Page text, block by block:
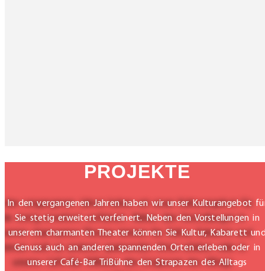
PROJEKTE
In den vergangenen Jahren haben wir unser Kulturangebot
Sie stetig erweitert verfeinert. Neben den Vorstellungen in
unserem charmanten Theater können Sie Kultur, Kabarett
Genuss auch an anderen spannenden Orten erleben oder in
unserer Café-Bar TriBühne den Strapazen des Alltags